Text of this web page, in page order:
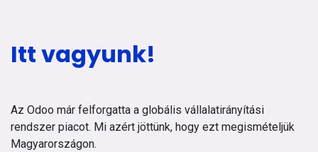
Itt vagyunk!
Az Odoo már felforgatta a globális vállalatirányítási
rendszer piacot. Mi azért jöttünk, hogy ezt megismételjük
Magyarországon.